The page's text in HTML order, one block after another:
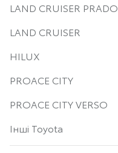
LAND CRUISER PRADO
LAND CRUISER
HILUX
PROACE CITY
PROACE CITY VERSO
Інші Toyota